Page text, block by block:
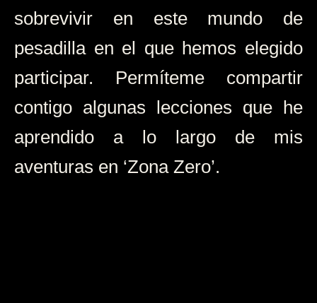
sobrevivir en este mundo de
pesadilla en el que hemos elegido
participar. Permíteme compartir
contigo algunas lecciones que he
aprendido a lo largo de mis
aventuras en ‘Zona Zero’.